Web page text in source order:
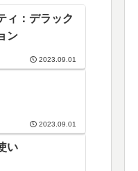
ィ：デラック
ン
2023.09.01
2023.09.01
い